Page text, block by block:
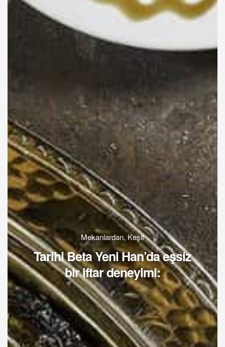
Mekanlardan,Keşif
Tarihi Beta Yeni Han’da eşsiz
bir iftar deneyimi: